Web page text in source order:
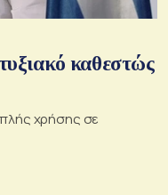
καθεστώς
χρήσης σε